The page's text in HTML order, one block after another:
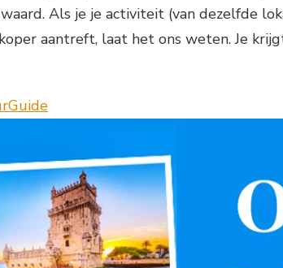
Als je je activiteit (van dezelfde
aantreft, laat het ons weten. Je